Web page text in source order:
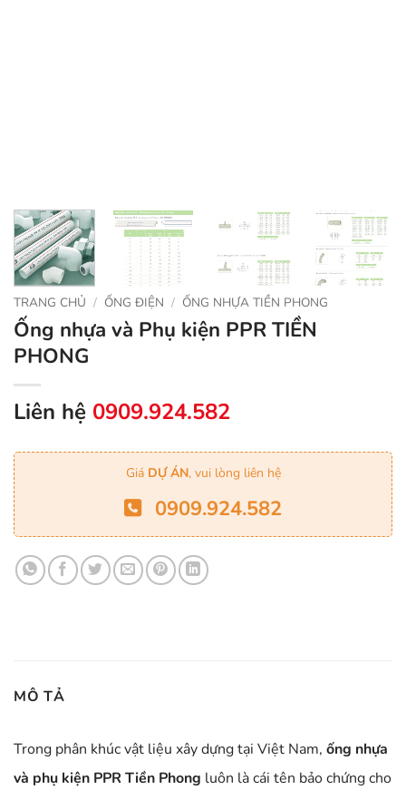
TRANG CHỦ / ỐNG ĐIỆN / ỐNG NHỰA TIỀN PHONG
Ống nhựa và Phụ kiện PPR TIỀN
PHONG
Liên hệ 0909.924.582
Giá DỰ ÁN, vui lòng liên hệ
0909.924.582
MÔ TẢ
Trong phân khúc vật liệu xây dựng tại Việt Nam, ống nhựa
và phụ kiện PPR Tiền Phong luôn là cái tên bảo chứng cho